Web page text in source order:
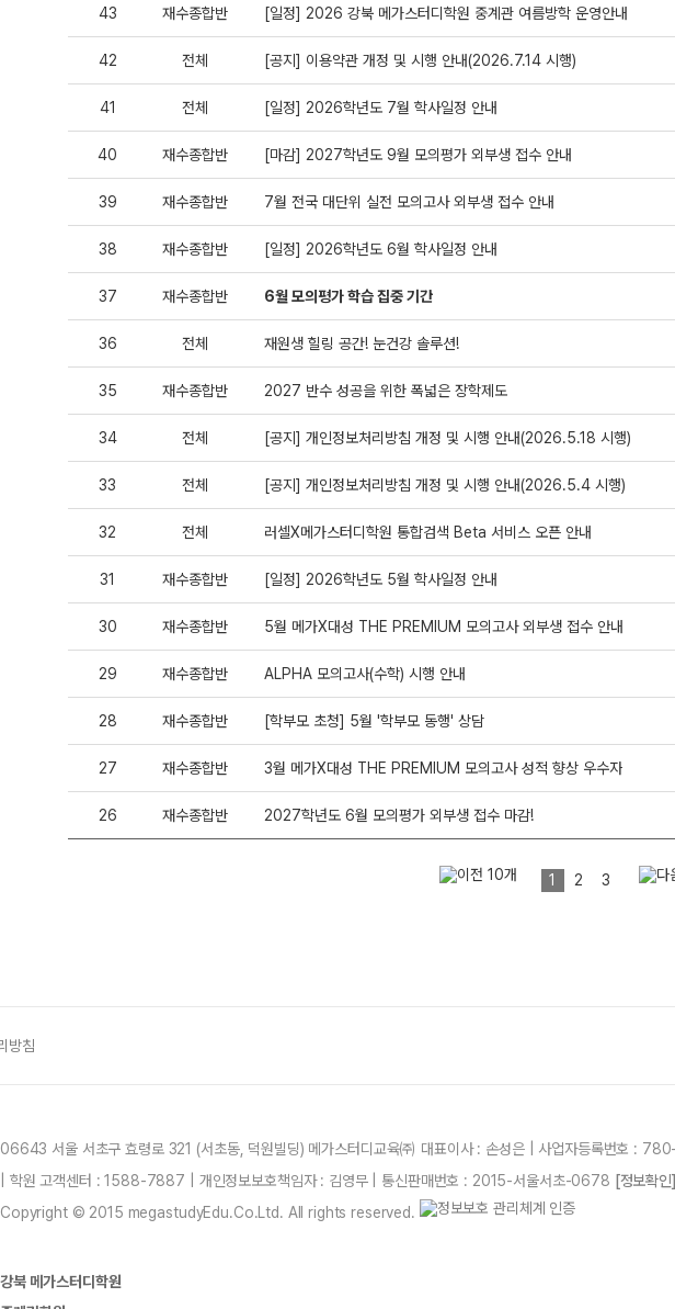
43 재수종합반 [일정] 2026 강북 메가스터디학원 중계관 여름방학 운영안내
42 전체 [공지] 이용약관 개정 및 시행 안내(2026.7.14 시행)
41 전체 [일정] 2026학년도 7월 학사일정 안내
40 재수종합반 [마감] 2027학년도 9월 모의평가 외부생 접수 안내
39 재수종합반 7월 전국 대단위 실전 모의고사 외부생 접수 안내
38 재수종합반 [일정] 2026학년도 6월 학사일정 안내
37 재수종합반 6월 모의평가 학습 집중 기간
36 전체 재원생 힐링 공간! 눈건강 솔루션!
35 재수종합반 2027 반수 성공을 위한 폭넓은 장학제도
34 전체 [공지] 개인정보처리방침 개정 및 시행 안내(2026.5.18 시행)
33 전체 [공지] 개인정보처리방침 개정 및 시행 안내(2026.5.4 시행)
32 전체 러셀X메가스터디학원 통합검색 Beta 서비스 오픈 안내
31 재수종합반 [일정] 2026학년도 5월 학사일정 안내
30 재수종합반 5월 메가X대성 THE PREMIUM 모의고사 외부생 접수 안내
29 재수종합반 ALPHA 모의고사(수학) 시행 안내
28 재수종합반 [학부모 초청] 5월 '학부모 동행' 상담
27 재수종합반 3월 메가X대성 THE PREMIUM 모의고사 성적 향상 우수자
26 재수종합반 2027학년도 6월 모의평가 외부생 접수 마감!
1 2 3
방침
06643 서울 서초구 효령로 321 (서초동, 덕원빌딩) 메가스터디교육㈜ 대표이사 : 손성은 | 사업자등록번호 :
| 학원 고객센터 : 1588-7887 | 개인정보보호책임자 : 김영무 | 통신판매번호 : 2015-서울서초-0678 [정보확
Copyright © 2015 megastudyEdu.Co.Ltd. All rights reserved.
강북 메가스터디학원